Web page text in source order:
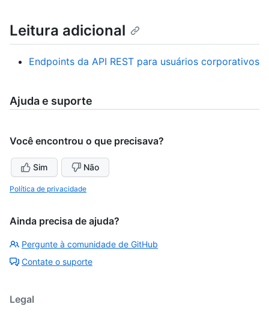
Leitura adicional
Endpoints da API REST para usuários corporativos
Ajuda e suporte
Você encontrou o que precisava?
Sim Não
Política de privacidade
Ainda precisa de ajuda?
Pergunte à comunidade de GitHub
Contate o suporte
Legal